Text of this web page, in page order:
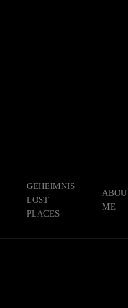
GEHEIMNIS
LOST
PLACES
ME